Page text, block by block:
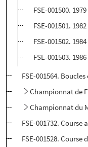
FSE-001500. 1979
FSE-001501. 1982
FSE-001502. 1984
FSE-001503. 1986
FSE-001564.
Championnat de
Championnat du
FSE-001732.
FSE-001528. Course